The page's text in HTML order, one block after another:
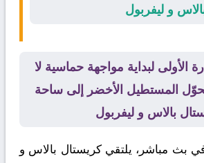
و ليفربول
الأولى لبداية مواجهة حماسية لا
المستطيل الأخضر إلى ساحة
بالاس و ليفربول
بث مباشر، يلتقيكريستال بالاس و